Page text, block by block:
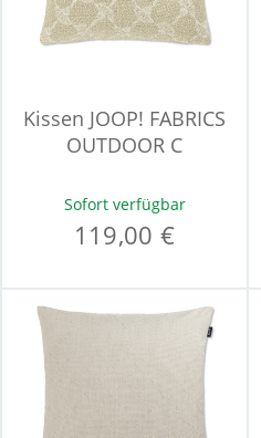
Kissen JOOP! FABRICS
OUTDOOR C
Sofort verfügbar
119,00 €